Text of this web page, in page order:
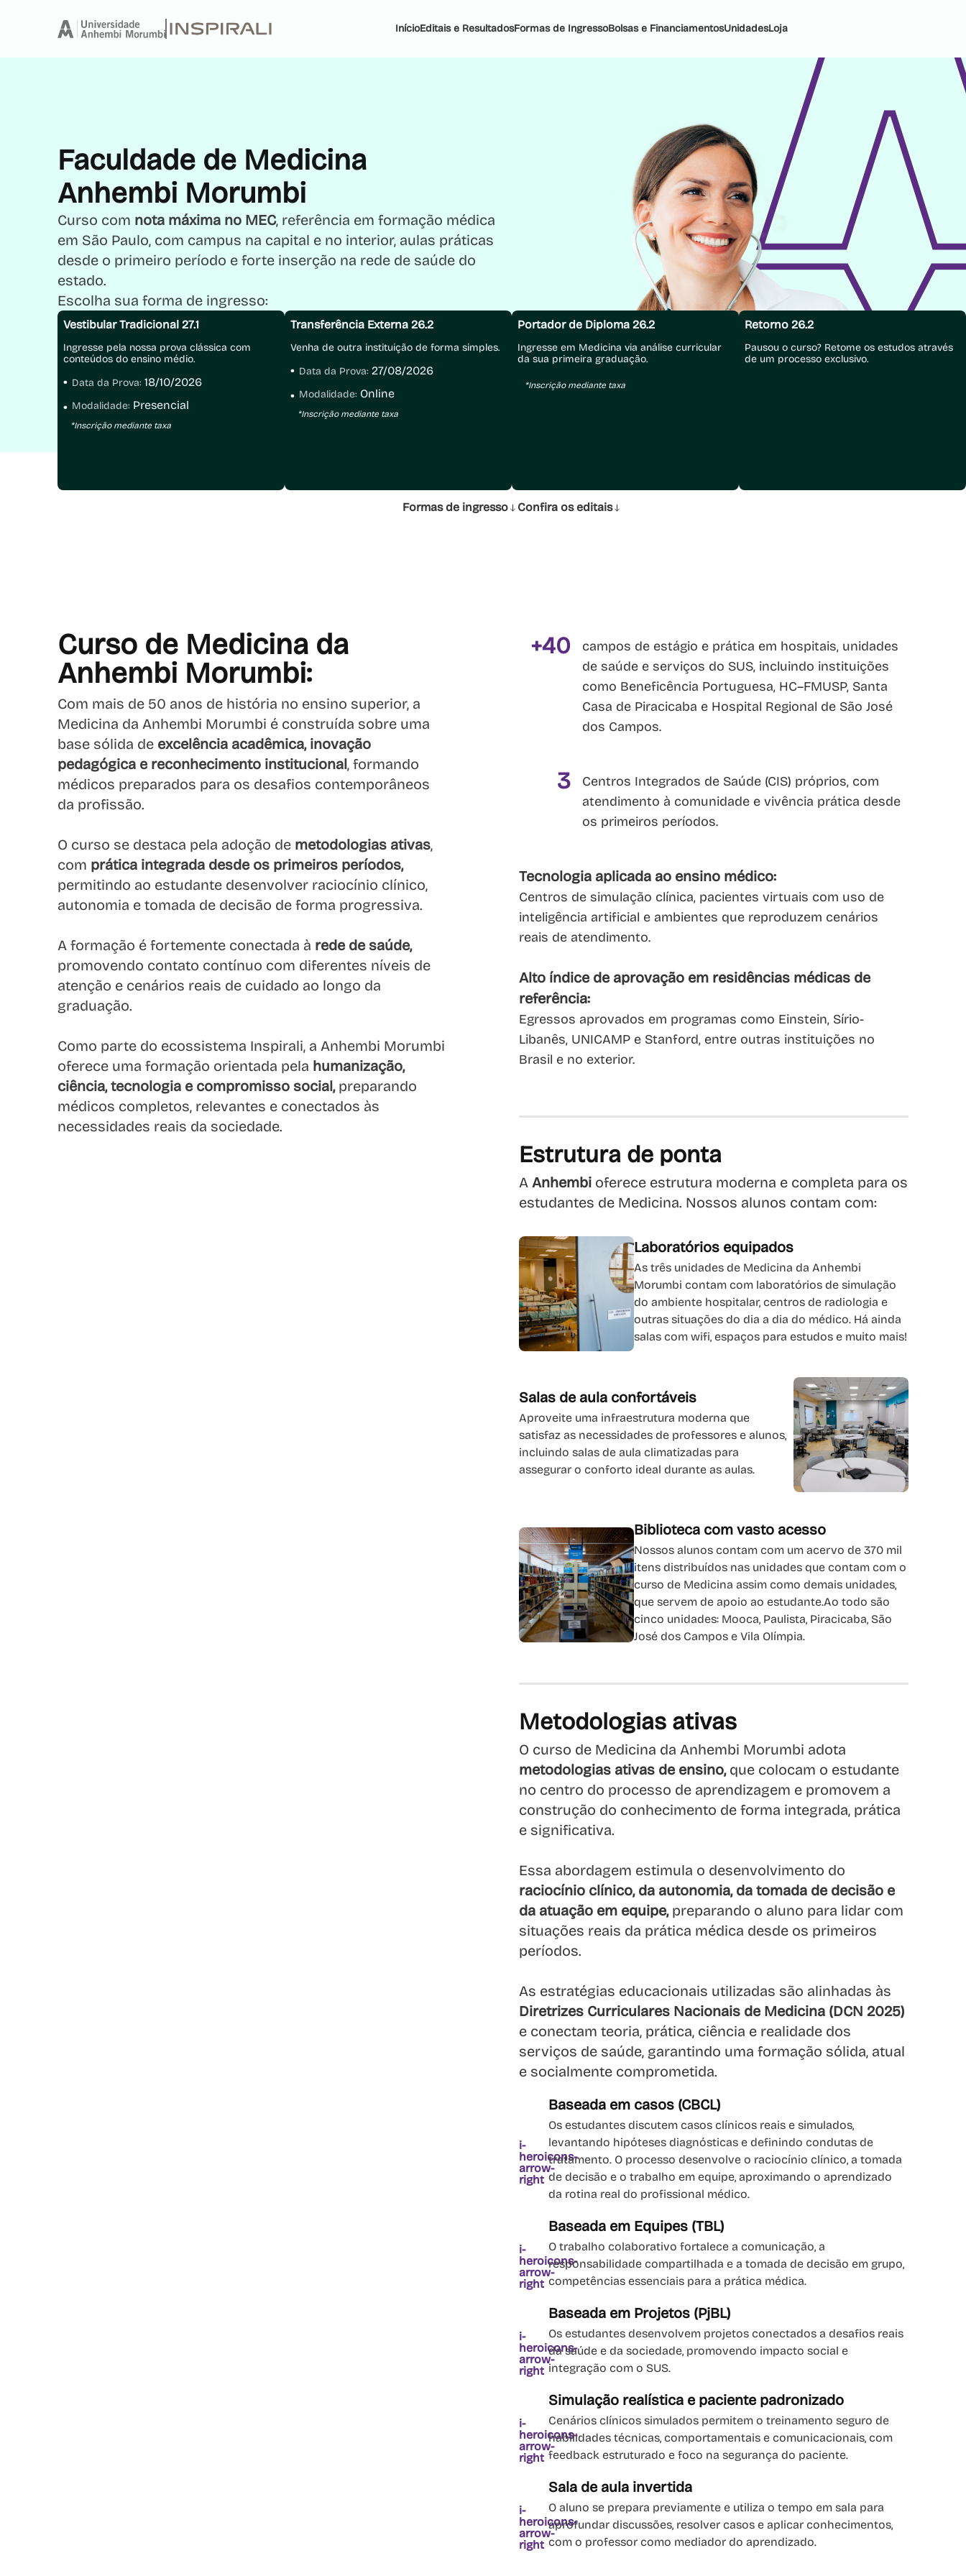
InícioEditais e ResultadosFormas de IngressoBolsas e FinanciamentosUnidadesLoja
Faculdade de Medicina
Anhembi Morumbi
Curso com nota máxima no MEC, referência em formação médica
em São Paulo, com campus na capital e no interior, aulas práticas
desde o primeiro período e forte inserção na rede de saúde do
estado.
Escolha sua forma de ingresso:
Vestibular Tradicional 27.1
Ingresse pela nossa prova clássica com
conteúdos do ensino médio.
Data da Prova: 18/10/2026
Modalidade: Presencial
*Inscrição mediante taxa
Transferência Externa 26.2
Venha de outra instituição de forma simples.
Data da Prova: 27/08/2026
Modalidade: Online
*Inscrição mediante taxa
Portador de Diploma 26.2
Ingresse em Medicina via análise curricular
da sua primeira graduação.
*Inscrição mediante taxa
Retorno 26.2
Pausou o curso? Retome os estudos através
de um processo exclusivo.
Formas de ingresso Confira os editais
Curso de Medicina da
Anhembi Morumbi:
Com mais de 50 anos de história no ensino superior, a
Medicina da Anhembi Morumbi é construída sobre uma
base sólida de excelência acadêmica, inovação
pedagógica e reconhecimento institucional, formando
médicos preparados para os desafios contemporâneos
da profissão.
O curso se destaca pela adoção de metodologias ativas,
com prática integrada desde os primeiros períodos,
permitindo ao estudante desenvolver raciocínio clínico,
autonomia e tomada de decisão de forma progressiva.
A formação é fortemente conectada à rede de saúde,
promovendo contato contínuo com diferentes níveis de
atenção e cenários reais de cuidado ao longo da
graduação.
Como parte do ecossistema Inspirali, a Anhembi Morumbi
oferece uma formação orientada pela humanização,
ciência, tecnologia e compromisso social,preparando
médicos completos, relevantes e conectados às
necessidades reais da sociedade.
+40
campos de estágio e prática em hospitais, unidades
de saúde e serviços do SUS, incluindo instituições
como Beneficência Portuguesa, HC–FMUSP, Santa
Casa de Piracicaba e Hospital Regional de São José
dos Campos.
3
Centros Integrados de Saúde (CIS) próprios, com
atendimento à comunidade e vivência prática desde
os primeiros períodos.
Tecnologia aplicada ao ensino médico:
Centros de simulação clínica, pacientes virtuais com uso de
inteligência artificial e ambientes que reproduzem cenários
reais de atendimento.
Alto índice de aprovação em residências médicas de
referência:
Egressos aprovados em programas como Einstein, Sírio-
Libanês, UNICAMP e Stanford, entre outras instituições no
Brasil e no exterior.
Estrutura de ponta
A Anhembi oferece estrutura moderna e completa para os
estudantes de Medicina. Nossos alunos contam com:
Laboratórios equipados
As três unidades de Medicina da Anhembi
Morumbi contam com laboratórios de simulação
do ambiente hospitalar, centros de radiologia e
outras situações do dia a dia do médico. Há ainda
salas com wifi, espaços para estudos e muito mais!
Salas de aula confortáveis
Aproveite uma infraestrutura moderna que
satisfaz as necessidades de professores e alunos,
incluindo salas de aula climatizadas para
assegurar o conforto ideal durante as aulas.
Biblioteca com vasto acesso
Nossos alunos contam com um acervo de 370 mil
itens distribuídos nas unidades que contam com o
curso de Medicina assim como demais unidades,
que servem de apoio ao estudante.Ao todo são
cinco unidades: Mooca, Paulista, Piracicaba, São
José dos Campos e Vila Olímpia.
Metodologias ativas
O curso de Medicina da Anhembi Morumbi adota
metodologias ativas de ensino,que colocam o estudante
no centro do processo de aprendizagem e promovem a
construção do conhecimento de forma integrada, prática
e significativa.
Essa abordagem estimula o desenvolvimento do
raciocínio clínico, da autonomia, da tomada de decisão e
da atuação em equipe,preparando o aluno para lidar com
situações reais da prática médica desde os primeiros
períodos.
As estratégias educacionais utilizadas são alinhadas às
Diretrizes Curriculares Nacionais de Medicina (DCN 2025)
e conectam teoria, prática, ciência e realidade dos
serviços de saúde, garantindo uma formação sólida, atual
e socialmente comprometida.
i-
heroicons-
arrow-
right
Baseada em casos (CBCL)
Os estudantes discutem casos clínicos reais e simulados,
levantando hipóteses diagnósticas e definindo condutas de
tratamento. O processo desenvolve o raciocínio clínico, a tomada
de decisão e o trabalho em equipe, aproximando o aprendizado
da rotina real do profissional médico.
i-
heroicons-
arrow-
right
Baseada em Equipes (TBL)
O trabalho colaborativo fortalece a comunicação, a
responsabilidade compartilhada e a tomada de decisão em grupo,
competências essenciais para a prática médica.
i-
heroicons-
arrow-
right
Baseada em Projetos (PjBL)
Os estudantes desenvolvem projetos conectados a desafios reais
da saúde e da sociedade, promovendo impacto social e
integração com o SUS.
i-
heroicons-
arrow-
right
Simulação realística e paciente padronizado
Cenários clínicos simulados permitem o treinamento seguro de
habilidades técnicas, comportamentais e comunicacionais, com
feedback estruturado e foco na segurança do paciente.
i-
heroicons-
arrow-
right
Sala de aula invertida
O aluno se prepara previamente e utiliza o tempo em sala para
aprofundar discussões, resolver casos e aplicar conhecimentos,
com o professor como mediador do aprendizado.